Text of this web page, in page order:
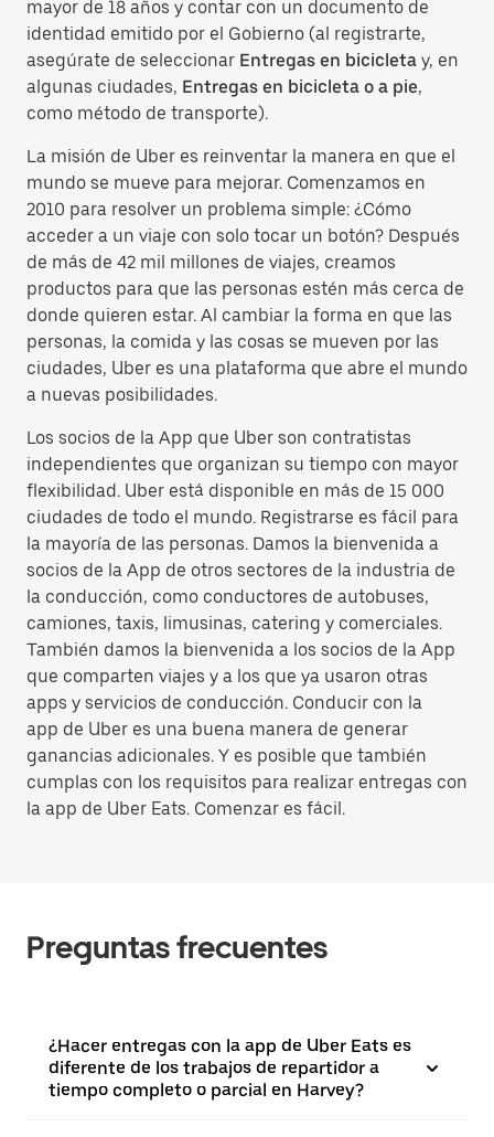
mayor de 18 años y contar con un documento de
identidad emitido por el Gobierno (al registrarte,
asegúrate de seleccionar Entregas en bicicleta y, en
algunas ciudades, Entregas en bicicleta o a pie,
como método de transporte).
La misión de Uber es reinventar la manera en que el
mundo se mueve para mejorar. Comenzamos en
2010 para resolver un problema simple: ¿Cómo
acceder a un viaje con solo tocar un botón? Después
de más de 42 mil millones de viajes, creamos
productos para que las personas estén más cerca de
donde quieren estar. Al cambiar la forma en que las
personas, la comida y las cosas se mueven por las
ciudades, Uber es una plataforma que abre el mundo
a nuevas posibilidades.
Los socios de la App que Uber son contratistas
independientes que organizan su tiempo con mayor
flexibilidad. Uber está disponible en más de 15 000
ciudades de todo el mundo. Registrarse es fácil para
la mayoría de las personas. Damos la bienvenida a
socios de la App de otros sectores de la industria de
la conducción, como conductores de autobuses,
camiones, taxis, limusinas, catering y comerciales.
También damos la bienvenida a los socios de la App
que comparten viajes y a los que ya usaron otras
apps y servicios de conducción. Conducir con la
app de Uber es una buena manera de generar
ganancias adicionales. Y es posible que también
cumplas con los requisitos para realizar entregas con
la app de Uber Eats. Comenzar es fácil.
Preguntas frecuentes
¿Hacer entregas con la app de Uber Eats es
diferente de los trabajos de repartidor a
tiempo completo o parcial en Harvey?